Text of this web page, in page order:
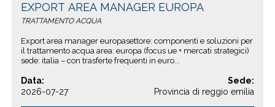
EXPORT AREA MANAGER EUROPA
TRATTAMENTO ACQUA
Export area manager europasettore: componenti e soluzioni per
il trattamento acqua area: europa (focus ue + mercati strategici)
sede: italia – con trasferte frequenti in euro...
Data:
2026-07-27
Sede:
Provincia di reggio emilia